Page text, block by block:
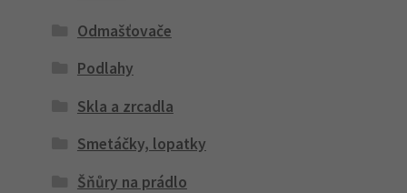
Odmašťovače
Podlahy
Skla a zrcadla
Smetáčky, lopatky
Šňůry na prádlo